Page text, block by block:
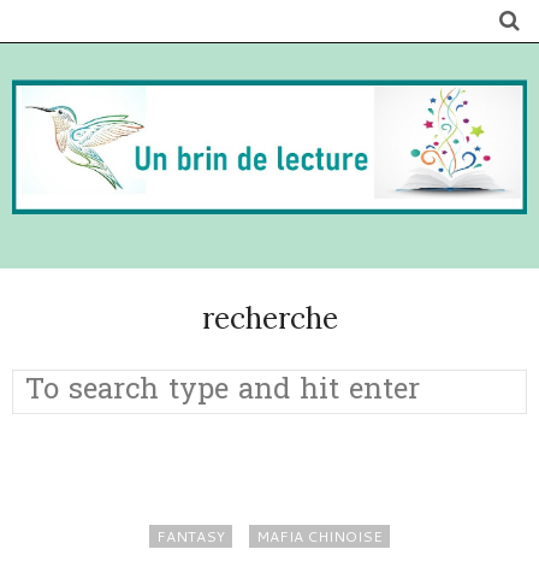
recherche
FANTASY MAFIA CHINOISE